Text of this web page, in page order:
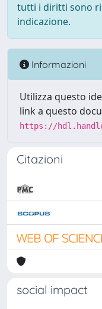
tutti i diritti sono
indicazione.
Informazioni
Utilizza questo
link a questo
https://
Citazioni
social impact